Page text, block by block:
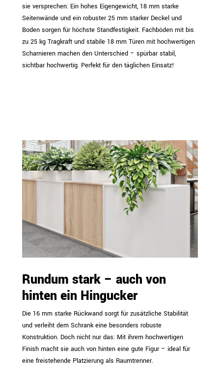
sie versprechen: Ein hohes Eigengewicht, 18 mm starke
Seitenwände und ein robuster 25 mm starker Deckel und
Boden sorgen für höchste Standfestigkeit. Fachböden mit bis
zu 25 kg Tragkraft und stabile 18 mm Türen mit hochwertigen
Scharnieren machen den Unterschied – spürbar stabil,
sichtbar hochwertig. Perfekt für den täglichen Einsatz!
Rundum stark – auch von
hinten ein Hingucker
Die 16 mm starke Rückwand sorgt für zusätzliche Stabilität
und verleiht dem Schrank eine besonders robuste
Konstruktion. Doch nicht nur das: Mit ihrem hochwertigen
Finish macht sie auch von hinten eine gute Figur – ideal für
eine freistehende Platzierung als Raumtrenner.